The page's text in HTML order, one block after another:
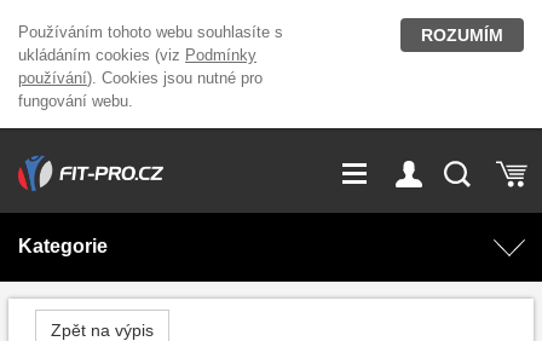
Používáním tohoto webu souhlasíte s
ukládáním cookies (viz Podmínky
používání). Cookies jsou nutné pro
fungování webu.
ROZUMÍM
GDPR
O nás
Přihlášení
Kategorie
AKCE
Zpět na výpis